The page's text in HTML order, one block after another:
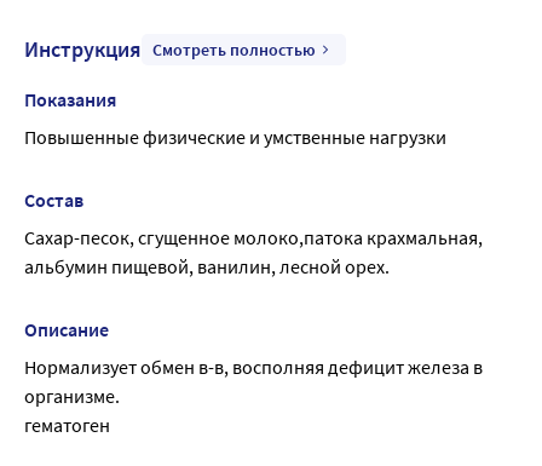
компонентов продукта, беременность и кормление
грудью, сахарный диабет, избыточная масса тела. Перед
врачом.
Инструкция Смотреть полностью
Показания
Повышенные физические и умственные нагрузки
Состав
Сахар-песок, сгущенное молоко,патока крахмальная,
альбумин пищевой, ванилин, лесной орех.
Описание
Нормализует обмен в-в, восполняя дефицит железа в
организме.
гематоген